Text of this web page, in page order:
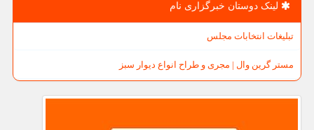
لینک دوستان خبرگزاری نام
تبلیغات انتخابات مجلس
مستر گرین وال | مجری و طراح انواع دیوار سبز